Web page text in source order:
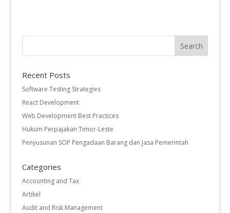
Recent Posts
Software Testing Strategies
React Development
Web Development Best Practices
Hukum Perpajakan Timor-Leste
Penyusunan SOP Pengadaan Barang dan Jasa Pemerintah
Categories
Accounting and Tax
Artikel
Audit and Risk Management